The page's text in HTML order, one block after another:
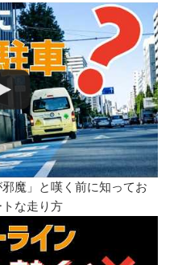
魔」と嘆く前に知ってお
な走り方